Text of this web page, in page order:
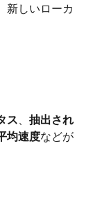
新しいローカ
ス、 抽出され
均速度などが